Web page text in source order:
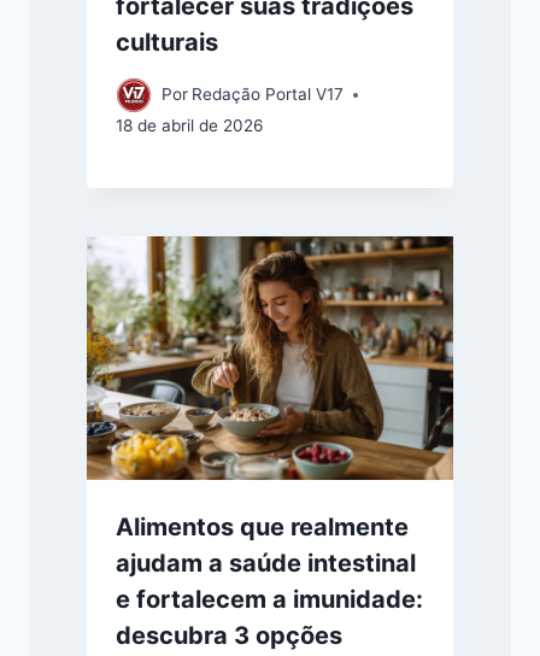
fortalecer suas tradições
culturais
Por Redação Portal V17
18 de abril de 2026
Alimentos que realmente
ajudam a saúde intestinal
e fortalecem a imunidade:
descubra 3 opções